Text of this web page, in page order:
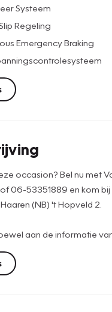
Systeem
Regeling
Emergency Braking
occasion? Bel nu met
06-53351889 en kom
(NB) 't Hopveld 2.
aan de informatie
zorg wordt besteed,
gesteld voor
welke aard dan ook.